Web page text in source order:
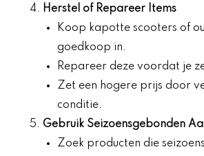
Herstel of Repareer Items
Koop kapotte scooters of
goedkoop in.
Repareer deze voordat je
Zet een hogere prijs door
conditie.
Gebruik Seizoensgebonden
Zoek producten die